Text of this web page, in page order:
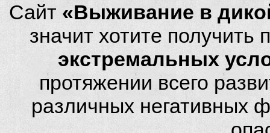
Сайт «Выживание в
значит хотите
экстремальных
протяжении всего
различных негативных